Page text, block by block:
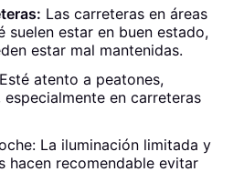
Las carreteras en áreas
suelen estar en buen estado,
estar mal mantenidas.
Esté atento a peatones,
en carreteras
La iluminación limitada y
hacen recomendable evitar